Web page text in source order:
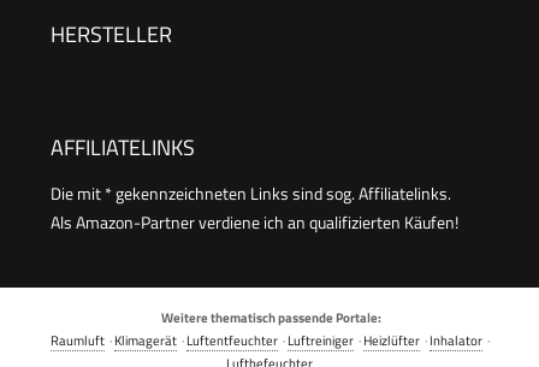
Strand, Camping & Reise zubehör – Blau
HERSTELLER
AFFILIATELINKS
Die mit * gekennzeichneten Links sind sog. Affiliatelinks.
Als Amazon-Partner verdiene ich an qualifizierten Käufen!
Weitere thematisch passende Portale:
Raumluft·Klimagerät·Luftentfeuchter·Luftreiniger·Heizlüfter·Inhalator·
Luftbefeuchter